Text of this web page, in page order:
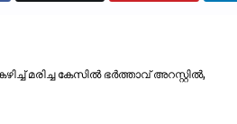
മരിച്ച കേസിൽ ഭർത്താവ് അറസ്റ്റിൽ,